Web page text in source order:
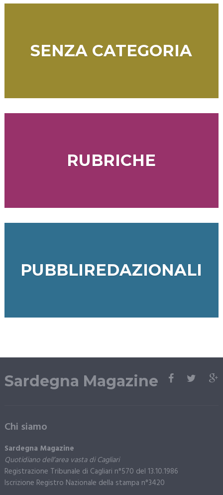
SENZA CATEGORIA
RUBRICHE
PUBBLIREDAZIONALI
Sardegna Magazine
Chi siamo
Sardegna Magazine
Quotidiano dell’area vasta di Cagliari
Registrazione Tribunale di Cagliari n°570 del 13.10.1986
Iscrizione Registro Nazionale della stampa n°3420